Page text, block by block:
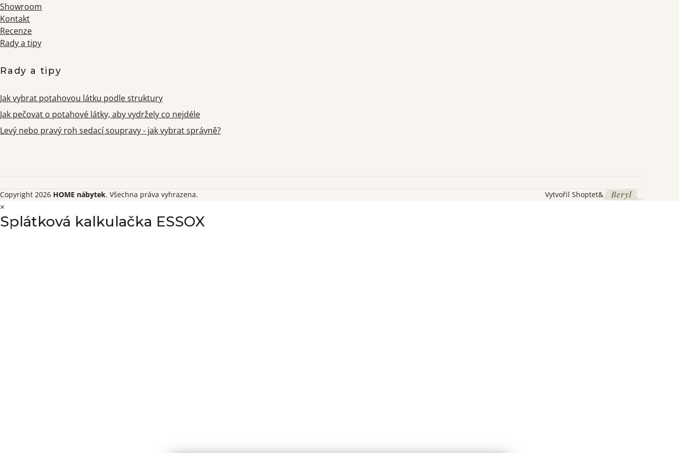
Showroom
Kontakt
Recenze
Rady a tipy
Rady a tipy
Jak vybrat potahovou látku podle struktury
Jak pečovat o potahové látky, aby vydržely co nejdéle
Levý nebo pravý roh sedací soupravy - jak vybrat správně?
Vytvořil Shoptet&
Copyright 2026 HOME nábytek. Všechna práva vyhrazena.
×
Splátková kalkulačka ESSOX